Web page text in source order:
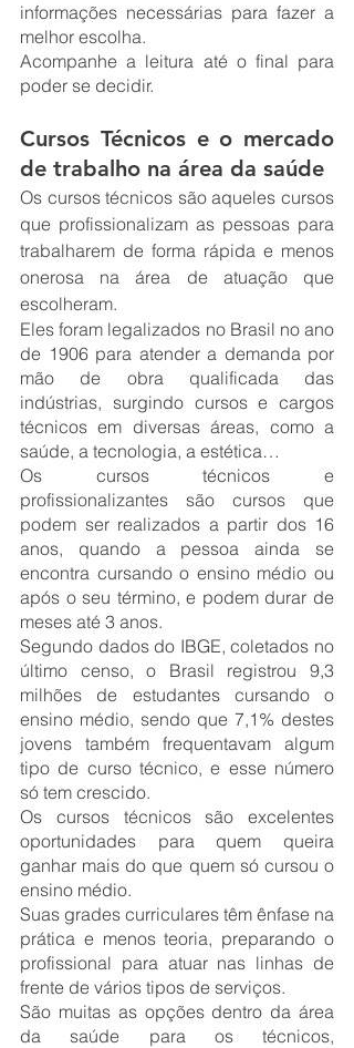
informações necessárias para fazer a
melhor escolha.
Acompanhe a leitura até o final para
poder se decidir.
Cursos Técnicos e o mercado
de trabalho na área da saúde
Os cursos técnicos são aqueles cursos
que profissionalizam as pessoas para
trabalharem de forma rápida e menos
onerosa na área de atuação que
escolheram.
Eles foram legalizados no Brasil no ano
de 1906 para atender a demanda por
mão de obra qualificada das
indústrias, surgindo cursos e cargos
técnicos em diversas áreas, como a
saúde, a tecnologia, a estética…
Os cursos técnicos e
profissionalizantes são cursos que
podem ser realizados a partir dos 16
anos, quando a pessoa ainda se
encontra cursando o ensino médio ou
após o seu término, e podem durar de
meses até 3 anos.
Segundo dados do IBGE, coletados no
último censo, o Brasil registrou 9,3
milhões de estudantes cursando o
ensino médio, sendo que 7,1% destes
jovens também frequentavam algum
tipo de curso técnico, e esse número
só tem crescido.
Os cursos técnicos são excelentes
oportunidades para quem queira
ganhar mais do que quem só cursou o
ensino médio.
Suas grades curriculares têm ênfase na
prática e menos teoria, preparando o
profissional para atuar nas linhas de
frente de vários tipos de serviços.
São muitas as opções dentro da área
da saúde para os técnicos,